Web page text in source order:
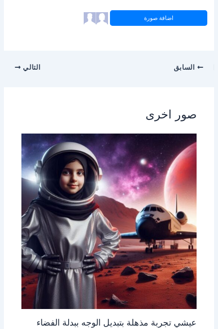
اضافة صورة
السابق التالي
صور اخرى
عيشي تجربة مذهلة بتبديل الوجه ببدلة الفضاء